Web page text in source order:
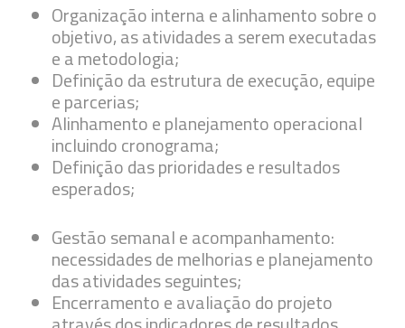
Organização interna e alinhamento sobre o
objetivo, as atividades a serem executadas
e a metodologia;
Definição da estrutura de execução, equipe
e parcerias;
Alinhamento e planejamento operacional
incluindo cronograma;
Definição das prioridades e resultados
esperados;
Gestão semanal e acompanhamento:
necessidades de melhorias e planejamento
das atividades seguintes;
Encerramento e avaliação do projeto